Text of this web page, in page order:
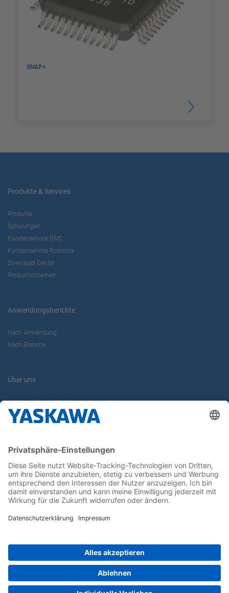
SNAP+
Produkte & Services
Produkte
Schulungen
Kundenservice DMC
Kundenservice Robotics
Download Center
Produktsicherheit
Anwendungsberichte
Nach Anwendung
Nach Branche
Über uns
Yaskawa Europe GmbH
Karriere
Newsletter
Follow us on...
Home